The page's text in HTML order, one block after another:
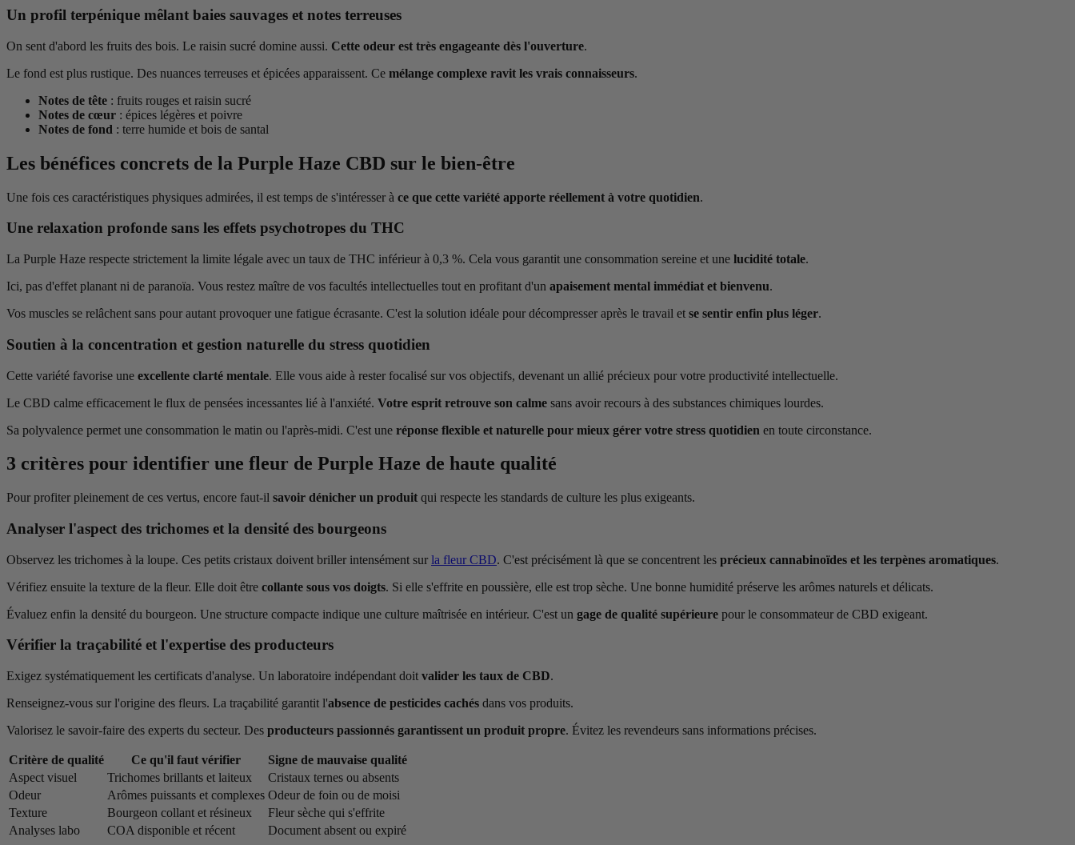
Un profil terpénique mêlant baies sauvages et notes terreuses
On sent d'abord les fruits des bois. Le raisin sucré domine aussi. Cette odeur est très engageante dès l'ouverture.
Le fond est plus rustique. Des nuances terreuses et épicées apparaissent. Ce mélange complexe ravit les vrais connaisseurs.
Notes de tête : fruits rouges et raisin sucré
Notes de cœur : épices légères et poivre
Notes de fond : terre humide et bois de santal
Les bénéfices concrets de la Purple Haze CBD sur le bien-être
Une fois ces caractéristiques physiques admirées, il est temps de s'intéresser à ce que cette variété apporte réellement à votre quotidien.
Une relaxation profonde sans les effets psychotropes du THC
La Purple Haze respecte strictement la limite légale avec un taux de THC inférieur à 0,3 %. Cela vous garantit une consommation sereine et une lucidité totale.
Ici, pas d'effet planant ni de paranoïa. Vous restez maître de vos facultés intellectuelles tout en profitant d'un apaisement mental immédiat et bienvenu.
Vos muscles se relâchent sans pour autant provoquer une fatigue écrasante. C'est la solution idéale pour décompresser après le travail et se sentir enfin plus léger.
Soutien à la concentration et gestion naturelle du stress quotidien
Cette variété favorise une excellente clarté mentale. Elle vous aide à rester focalisé sur vos objectifs, devenant un allié précieux pour votre productivité intellectuelle.
Le CBD calme efficacement le flux de pensées incessantes lié à l'anxiété. Votre esprit retrouve son calme sans avoir recours à des substances chimiques lourdes.
Sa polyvalence permet une consommation le matin ou l'après-midi. C'est une réponse flexible et naturelle pour mieux gérer votre stress quotidien en toute circonstance.
3 critères pour identifier une fleur de Purple Haze de haute qualité
Pour profiter pleinement de ces vertus, encore faut-il savoir dénicher un produit qui respecte les standards de culture les plus exigeants.
Analyser l'aspect des trichomes et la densité des bourgeons
Observez les trichomes à la loupe. Ces petits cristaux doivent briller intensément sur la fleur CBD. C'est précisément là que se concentrent les précieux cannabinoïdes et les terpènes aromatiques.
Vérifiez ensuite la texture de la fleur. Elle doit être collante sous vos doigts. Si elle s'effrite en poussière, elle est trop sèche. Une bonne humidité préserve les arômes naturels et délicats.
Évaluez enfin la densité du bourgeon. Une structure compacte indique une culture maîtrisée en intérieur. C'est un gage de qualité supérieure pour le consommateur de CBD exigeant.
Vérifier la traçabilité et l'expertise des producteurs
Exigez systématiquement les certificats d'analyse. Un laboratoire indépendant doit valider les taux de CBD.
Renseignez-vous sur l'origine des fleurs. La traçabilité garantit l'absence de pesticides cachés dans vos produits.
Valorisez le savoir-faire des experts du secteur. Des producteurs passionnés garantissent un produit propre. Évitez les revendeurs sans informations précises.
Critère de qualité Ce qu'il faut vérifier
Signe de mauvaise qualité
Aspect visuel
Trichomes brillants et laiteux
Cristaux ternes ou absents
Odeur
Arômes puissants et complexes Odeur de foin ou de moisi
Texture
Bourgeon collant et résineux
Fleur sèche qui s'effrite
Analyses labo
COA disponible et récent Document absent ou expiré